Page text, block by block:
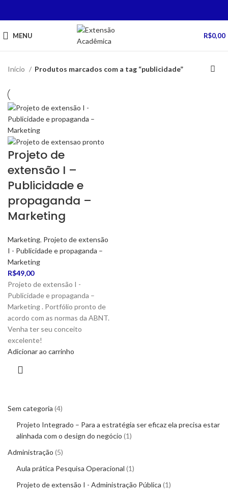
MENU R$0,00
Sem categoria 4
Projeto Integrado – Para a estratégia ser eficaz ela precisa estar
alinhada com o design do negócio 1
Administração 5
Aula prática Pesquisa Operacional 1
Projeto de extensão I - Administração Pública 1
Início Produtos marcados com a tag “publicidade”
Projeto de
extensão I –
Publicidade e
propaganda –
Marketing
Marketing, Projeto de extensão
I - Publicidade e propaganda –
Marketing
R$49,00
Projeto de extensão I -
Publicidade e propaganda –
Marketing . Portfólio pronto de
acordo com as normas da ABNT.
Venha ter seu conceito
excelente!
Adicionar ao carrinho